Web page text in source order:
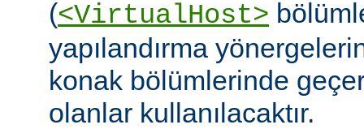
(<VirtualHost>
yapılandırma
konak bölümlerinde
olanlar kullanılacaktır.